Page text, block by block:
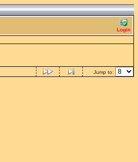
Login
Jump to: